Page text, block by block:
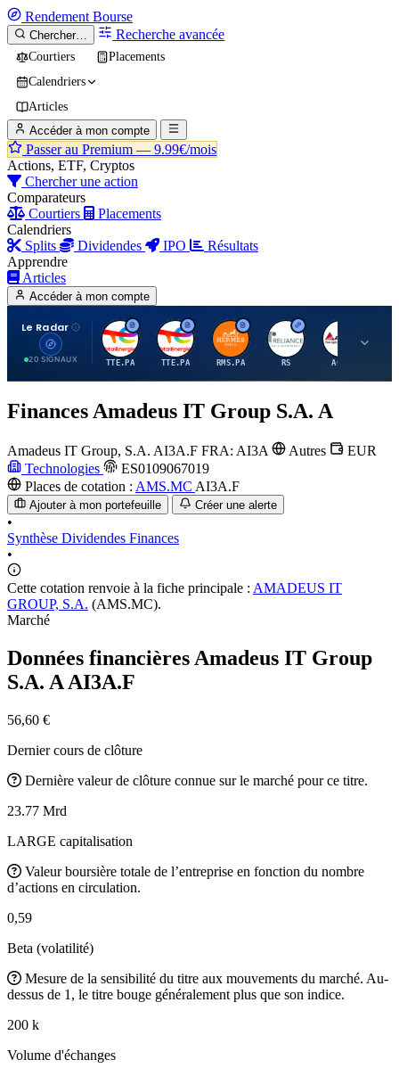
Rendement Bourse
Chercher… Recherche avancée
Courtiers
Placements
Calendriers
Articles
Accéder à mon compte
Passer au Premium — 9.99€/mois
Actions, ETF, Cryptos
Chercher une action
Comparateurs
Courtiers
Placements
Calendriers
Splits
Dividendes IPO
Résultats
Apprendre
Articles
Accéder à mon compte
Le Radar
20 SIGNAUX
T
TTE.PA
T
TTE.PA
H
RMS.PA
R
RS
A
AGCO
Finances Amadeus IT Group S.A. A
Amadeus IT Group, S.A. AI3A.F FRA: AI3A Autres
EUR
Technologies
ES0109067019
Places de cotation : AMS.MC AI3A.F
Ajouter à mon portefeuille Créer une alerte
•
Synthèse Dividendes Finances
•
Cette cotation renvoie à la fiche principale : AMADEUS IT
GROUP, S.A. (AMS.MC).
Marché
Données financières Amadeus IT Group
S.A. A AI3A.F
56,60 €
Dernier cours de clôture
Dernière valeur de clôture connue sur le marché pour ce titre.
23.77 Mrd
LARGE capitalisation
Valeur boursière totale de l’entreprise en fonction du nombre
d’actions en circulation.
0,59
Beta (volatilité)
Mesure de la sensibilité du titre aux mouvements du marché. Au-
dessus de 1, le titre bouge généralement plus que son indice.
200 k
Volume d'échanges